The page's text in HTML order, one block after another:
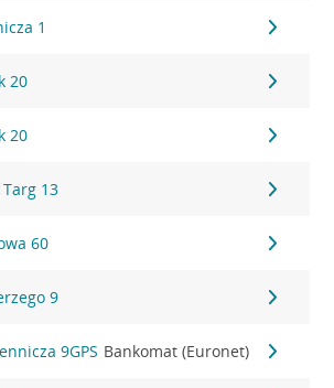
1
20
20
13
60
9
9GPS Bankomat (Euronet)